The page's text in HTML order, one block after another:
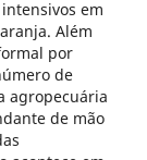
em
Além
por
de
agropecuária
de mão